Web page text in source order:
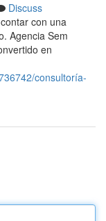
Discuss
con una
Agencia Sem
en
consultoría-